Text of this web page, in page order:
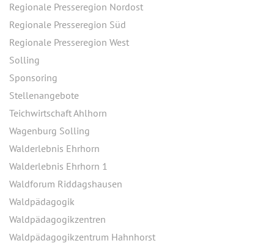
Regionale Presseregion Nordost
Regionale Presseregion Süd
Regionale Presseregion West
Solling
Sponsoring
Stellenangebote
Teichwirtschaft Ahlhorn
Wagenburg Solling
Walderlebnis Ehrhorn
Walderlebnis Ehrhorn 1
Waldforum Riddagshausen
Waldpädagogik
Waldpädagogikzentren
Waldpädagogikzentrum Hahnhorst